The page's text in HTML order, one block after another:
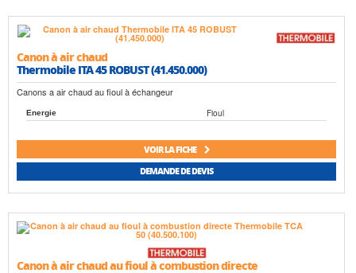
Canon à air chaud
Thermobile ITA 45 ROBUST (41.450.000)
Canons a air chaud au fioul à échangeur
Energie Fioul
VOIR LA FICHE
DEMANDE DE DEVIS
Canon à air chaud au fioul à combustion directe